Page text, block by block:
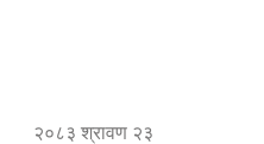
२०८३ श्रावण २३